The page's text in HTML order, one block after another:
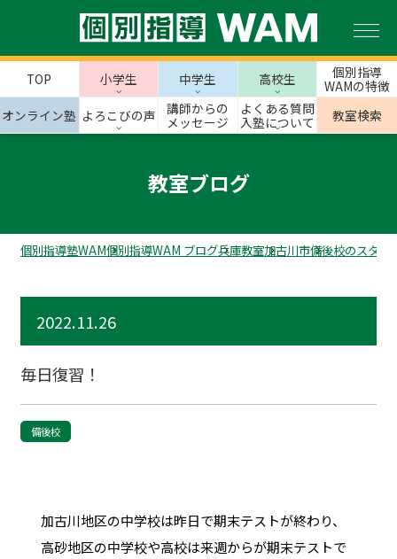
TOP 小学生 中学生 高校生
個別指導
WAMの特徴
オンライン塾 よろこびの声
講師からの
メッセージ
よくある質問
入塾について
教室検索
教室ブログ
個別指導塾WAM個別指導WAM ブログ兵庫教室加古川市備後校のスタッ
2022.11.26
毎日復習！
備後校
加古川地区の中学校は昨日で期末テストが終わり、
高砂地区の中学校や高校は来週からが期末テストで